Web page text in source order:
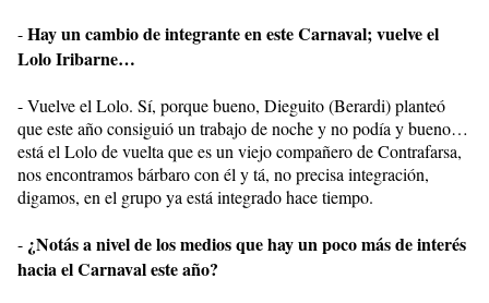
-Hay un cambio de integrante en este Carnaval; vuelve el
Lolo Iribarne…
- Vuelve el Lolo. Sí, porque bueno, Dieguito (Berardi) planteó
que este año consiguió un trabajo de noche y no podía y bueno…
está el Lolo de vuelta que es un viejo compañero de Contrafarsa,
nos encontramos bárbaro con él y tá, no precisa integración,
digamos, en el grupo ya está integrado hace tiempo.
- ¿Notás a nivel de los medios que hay un poco más de interés
hacia el Carnaval este año?